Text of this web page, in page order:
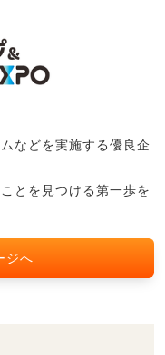
などを実施する優良企
とを見つける第一歩を
ジへ